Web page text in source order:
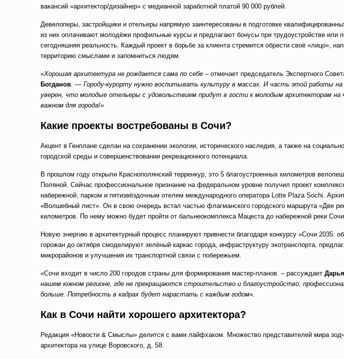
вакансий «архитектор/дизайнер» с медианной заработной платой 90 000 рублей.
Девелоперы, застройщики и отельеры напрямую заинтересованы в подготовке
из них оплачивают молодёжи профильные курсы и предлагают бонусы при трудоустройстве или
сегодняшняя реальность. Каждый проект в борьбе за клиента стремится обрести своё «лицо»,
территорию смыслами и запомниться людям.
«Хорошая архитектура не рождается сама по себе –отмечает председатель Экспертного
Богданов. — Городу-курорту нужно воспитывать культуру в массах. И часть этой работы
уверен, что молодые отельеры с удовольствием придут в гости к молодым архитекторам на
важном для города!»
Какие проекты востребованы в Сочи?
Акцент в Генплане сделан на сохранении экологии, исторического наследия, а также на
городской среды и совершенствовании рекреационного потенциала.
В прошлом году открыли Краснополянский терренкур, это 5 благоустроенных километров
Поляной. Сейчас профессиональное признание на федеральном уровне получил проект
набережной, парком и пятизвёздочным отелем международного оператора Lotte Plaza Sochi.
«Волшебный лист». Он в свою очередь встал частью флагманского городского маршрута «Две
километров. По нему можно будет пройти от бальнеокомплекса Мацеста до набережной реки
Новую энергию в архитектурный процесс планируют привнести благодаря конкурсу «Сочи 2035:
горожан до октября смоделируют зелёный каркас города, инфраструктуру экотранспорта,
микрорайонов и улучшения их транспортной связи с побережьем.
«Сочи входит в число 200 городов страны для формирования мастер-планов. – рассуждает
нашем южном регионе, где не прекращаются строительство и благоустройство,
больше. Потребность в кадрах будет нарастать с каждым годом».
Как в Сочи найти хорошего архитектора?
Редакция «Новости & Смыслы» делится с вами лайфхаком. Множество представителей мира
архитектора на улице Воровского, д. 58.